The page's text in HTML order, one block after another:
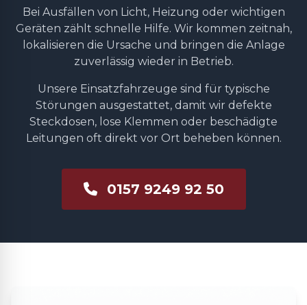
Bei Ausfällen von Licht, Heizung oder wichtigen
Geräten zählt schnelle Hilfe. Wir kommen zeitnah,
lokalisieren die Ursache und bringen die Anlage
zuverlässig wieder in Betrieb.
Unsere Einsatzfahrzeuge sind für typische
Störungen ausgestattet, damit wir defekte
Steckdosen, lose Klemmen oder beschädigte
Leitungen oft direkt vor Ort beheben können.
0157 9249 92 50